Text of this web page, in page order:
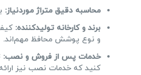
محاسبه دقیق متراژ موردنیاز:
برند و کارخانه تولیدکننده:
و نوع پوشش محافظ مهم‌اند.
خدمات پس از فروش و نصب:
کنید که خدمات نصب نیز